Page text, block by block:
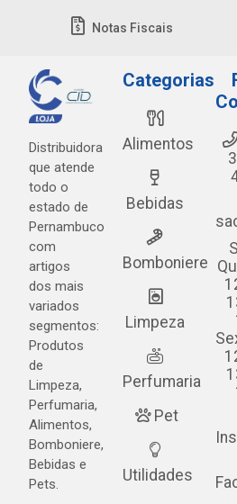
Notas Fiscais
Distribuidora
que atende
todo o
estado de
Pernambuco
com
artigos
dos mais
variados
segmentos:
Produtos
de
Limpeza,
Perfumaria,
Alimentos,
Bomboniere,
Bebidas e
Pets.
Categorias
Alimentos
Bebidas
Bomboniere
Limpeza
Perfumaria
Pet
Utilidades